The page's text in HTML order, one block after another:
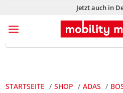
Jetzt auch in
a
Products
Products
STARTSEITE SHOP ADAS